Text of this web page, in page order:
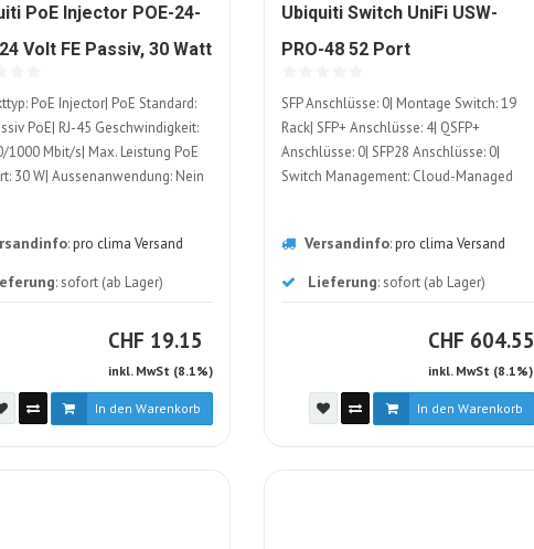
PoE Injector POE-24-
Volt FE Passiv, 30 Watt423663-
PoE Injector| PoE Standard:
PoE| RJ-45 Geschwindigkeit:
1000 Mbit/s| Max. Leistung PoE
30 W| Aussenanwendung: Nein
:pro clima Versand
: sofort (ab Lager)
CHF CHF
19.15
inkl. MwSt (8.1%)
In den Warenkorb
Ubiquiti Switch UniFi USW-
PRO-48 52 Port1082811-
SFP Anschlüsse: 0| Montage Switch: 19
Rack| SFP+ Anschlüsse: 4| QSFP+
Anschlüsse: 0| SFP28 Anschlüsse: 0|
Switch Management: Cloud-Managed
Versandinfo:pro clima Versand
Lieferung: sofort (ab Lager)
CHF CHF
604.55
inkl. MwSt (8.1%)
In den Warenkorb